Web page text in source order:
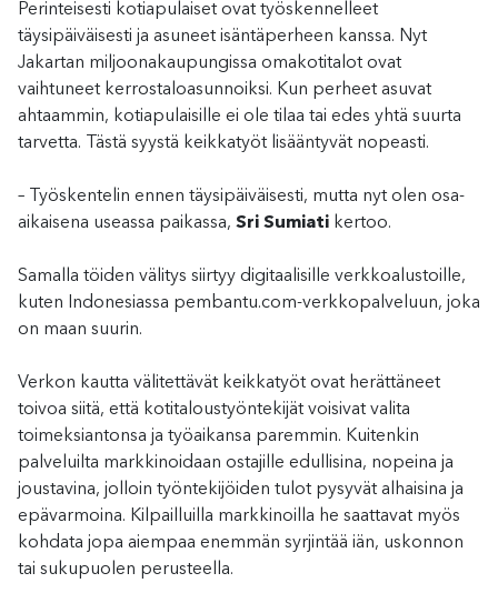
Perinteisesti kotiapulaiset ovat työskennelleet
täysipäiväisesti ja asuneet isäntäperheen kanssa. Nyt
Jakartan miljoonakaupungissa omakotitalot ovat
vaihtuneet kerrostaloasunnoiksi. Kun perheet asuvat
ahtaammin, kotiapulaisille ei ole tilaa tai edes yhtä suurta
tarvetta. Tästä syystä keikkatyöt lisääntyvät nopeasti.
– Työskentelin ennen täysipäiväisesti, mutta nyt olen osa-
aikaisena useassa paikassa, Sri Sumiati kertoo.
Samalla töiden välitys siirtyy digitaalisille verkkoalustoille,
kuten Indonesiassa pembantu.com-verkkopalveluun, joka
on maan suurin.
Verkon kautta välitettävät keikkatyöt ovat herättäneet
toivoa siitä, että kotitaloustyöntekijät voisivat valita
toimeksiantonsa ja työaikansa paremmin. Kuitenkin
palveluilta markkinoidaan ostajille edullisina, nopeina ja
joustavina, jolloin työntekijöiden tulot pysyvät alhaisina ja
epävarmoina. Kilpailluilla markkinoilla he saattavat myös
kohdata jopa aiempaa enemmän syrjintää iän, uskonnon
tai sukupuolen perusteella.